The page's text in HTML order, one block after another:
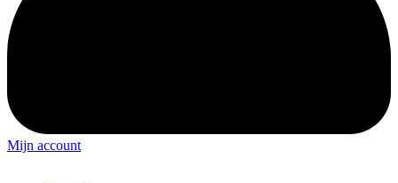
Mijn account